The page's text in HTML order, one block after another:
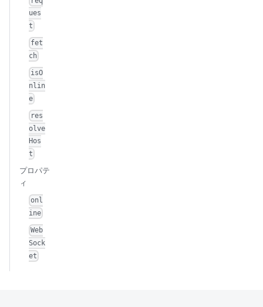
ues
t
fet
ch
isO
nlin
e
res
olve
Hos
t
プロパテ
ィ
onl
ine
Web
Sock
et